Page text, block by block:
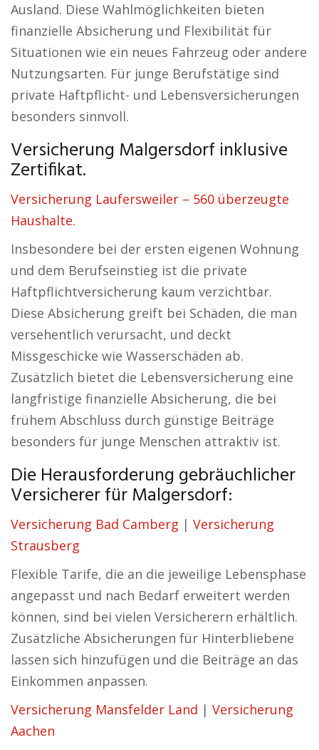
Ausland. Diese Wahlmöglichkeiten bieten
finanzielle Absicherung und Flexibilität für
Situationen wie ein neues Fahrzeug oder andere
Nutzungsarten. Für junge Berufstätige sind
private Haftpflicht- und Lebensversicherungen
besonders sinnvoll.
Versicherung Malgersdorf inklusive
Zertifikat.
Versicherung Laufersweiler – 560 überzeugte
Haushalte.
Insbesondere bei der ersten eigenen Wohnung
und dem Berufseinstieg ist die private
Haftpflichtversicherung kaum verzichtbar.
Diese Absicherung greift bei Schäden, die man
versehentlich verursacht, und deckt
Missgeschicke wie Wasserschäden ab.
Zusätzlich bietet die Lebensversicherung eine
langfristige finanzielle Absicherung, die bei
frühem Abschluss durch günstige Beiträge
besonders für junge Menschen attraktiv ist.
Die Herausforderung gebräuchlicher
Versicherer für Malgersdorf:
Versicherung Bad Camberg | Versicherung
Strausberg
Flexible Tarife, die an die jeweilige Lebensphase
angepasst und nach Bedarf erweitert werden
können, sind bei vielen Versicherern erhältlich.
Zusätzliche Absicherungen für Hinterbliebene
lassen sich hinzufügen und die Beiträge an das
Einkommen anpassen.
Versicherung Mansfelder Land | Versicherung
Aachen